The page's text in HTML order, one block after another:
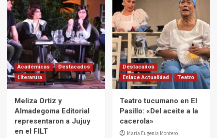
Académicas
Destacados
Literarura
Meliza Ortiz y
Almadegoma Editorial
representaron a Jujuy
en el FILT
Destacados
Enlace Actualidad
Teatro
Teatro tucumano en El
Pasillo: «Del aceite a la
cacerola»
Maria Eugenia Montero